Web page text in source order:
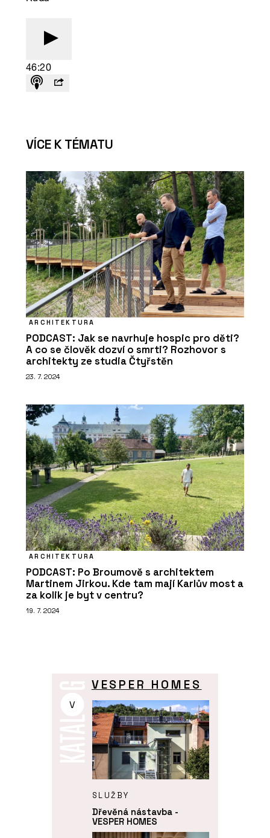
VÍCE K TÉMATU
ARCHITEKTURA
PODCAST: Jak se navrhuje hospic pro děti?
A co se člověk dozví o smrti? Rozhovor s
architekty ze studia Čtyřstěn
23. 7. 2024
ARCHITEKTURA
PODCAST: Po Broumově s architektem
Martinem Jirkou. Kde tam mají Karlův most a
za kolik je byt v centru?
19. 7. 2024
V
VESPER HOMES
SLUŽBY
Dřevěná nástavba -
VESPER HOMES